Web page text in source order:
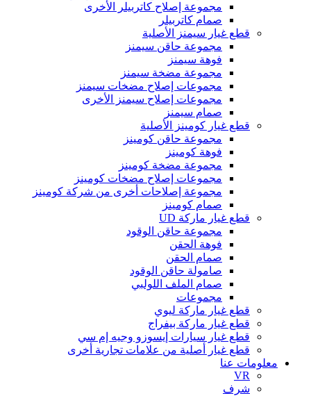
مجموعة إصلاح كاتربيلر الأخرى
صمام كاتربيلر
قطع غيار سيمنز الأصلية
مجموعة حاقن سيمنز
فوهة سيمنز
مجموعة مضخة سيمنز
مجموعات إصلاح مضخات سيمنز
مجموعات إصلاح سيمنز الأخرى
صمام سيمنز
قطع غيار كومينز الأصلية
مجموعة حاقن كومينز
فوهة كومينز
مجموعة مضخة كومينز
مجموعات إصلاح مضخات كومينز
مجموعة إصلاحات أخرى من شركة كومينز
صمام كومينز
قطع غيار ماركة UD
مجموعة حاقن الوقود
فوهة الحقن
صمام الحقن
صامولة حاقن الوقود
صمام الملف اللولبي
مجموعات
قطع غيار ماركة ليوي
قطع غيار ماركة بيفراج
قطع غيار سيارات إيسوزو وجيه إم سي
قطع غيار أصلية من علامات تجارية أخرى
معلومات عنا
VR
شرف